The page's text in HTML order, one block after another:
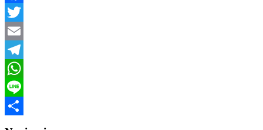
Facebook
Twitter
Email
Telegram
WhatsApp
Line